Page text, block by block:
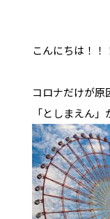
こんにちは！
コロナだけが原
「としまえん